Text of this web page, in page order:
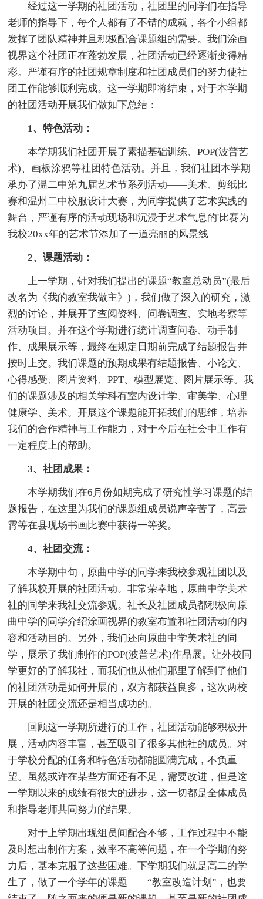
经过这一学期的社团活动，社团里的同学们在指导
老师的指导下，每个人都有了不错的成就，各个小组都
发挥了团队精神并且积极配合课题组的需要。我们涂画
视界这个社团正在蓬勃发展，社团活动已经逐渐变得精
彩。严谨有序的社团规章制度和社团成员们的努力使社
团工作能够顺利完成。这一学期即将结束，对于本学期
的社团活动开展我们做如下总结：
1、特色活动：
本学期我们社团开展了素描基础训练、POP(波普艺
术)、画板涂鸦等社团特色活动。并且，我们社团本学期
承办了温二中第九届艺术节系列活动——美术、剪纸比
赛和温州二中校服设计大赛，为同学提供了艺术实践的
舞台，严谨有序的活动现场和沉浸于艺术气息的'比赛为
我校20xx年的艺术节添加了一道亮丽的风景线
2、课题活动：
上一学期，针对我们提出的课题“教室总动员”(最后
改名为《我的教室我做主》)，我们做了深入的研究，激
烈的讨论，并展开了查阅资料、问卷调查、实地考察等
活动项目。并在这个学期进行统计调查问卷、动手制
作、成果展示等，最终在规定日期前完成了结题报告并
按时上交。我们课题的预期成果有结题报告、小论文、
心得感受、图片资料、PPT、模型展览、图片展示等。我
们的课题涉及的相关学科有室内设计学、审美学、心理
健康学、美术。开展这个课题能开拓我们的思维，培养
我们的合作精神与工作能力，对于今后在社会中工作有
一定程度上的帮助。
3、社团成果：
本学期我们在6月份如期完成了研究性学习课题的结
题报告，在这里为我们的课题组成员说声辛苦了，高云
霄等在县现场书画比赛中获得一等奖。
4、社团交流：
本学期中旬，原曲中学的同学来我校参观社团以及
了解我校开展的社团活动。非常荣幸地，原曲中学美术
社的同学来我社交流参观。社长及社团成员都积极向原
曲中学的同学介绍涂画视界的教室布置和社团活动的内
容和活动目的。另外，我们还向原曲中学美术社的同
学，展示了我们制作的POP(波普艺术)作品展。让外校同
学更好的了解我社，而我们也从他们那里了解到了他们
的社团活动是如何开展的，双方都获益良多，这次两校
开展的社团交流还是相当成功的。
回顾这一学期所进行的工作，社团活动能够积极开
展，活动内容丰富，甚至吸引了很多其他社的成员。对
于学校分配的任务和特色活动都能圆满完成，不负重
望。虽然或许在某些方面还有不足，需要改进，但是这
一学期以来的成绩有很大的进步，这一切都是全体成员
和指导老师共同努力的结果。
对于上学期出现组员间配合不够，工作过程中不能
及时想出制作方案，效率不高等问题，在一个学期的努
力后，基本克服了这些困难。下学期我们就是高二的学
生了，做了一个学年的课题——“教室改造计划”，也要